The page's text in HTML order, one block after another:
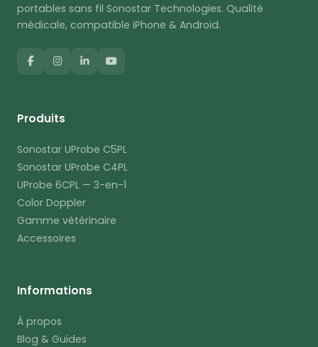
portables sans fil Sonostar Technologies. Qualité
médicale, compatible iPhone & Android.
Produits
Sonostar UProbe C5PL
Sonostar UProbe C4PL
UProbe 6CPL — 3-en-1
Color Doppler
Gamme vétérinaire
Accessoires
Informations
À propos
Blog & Guides